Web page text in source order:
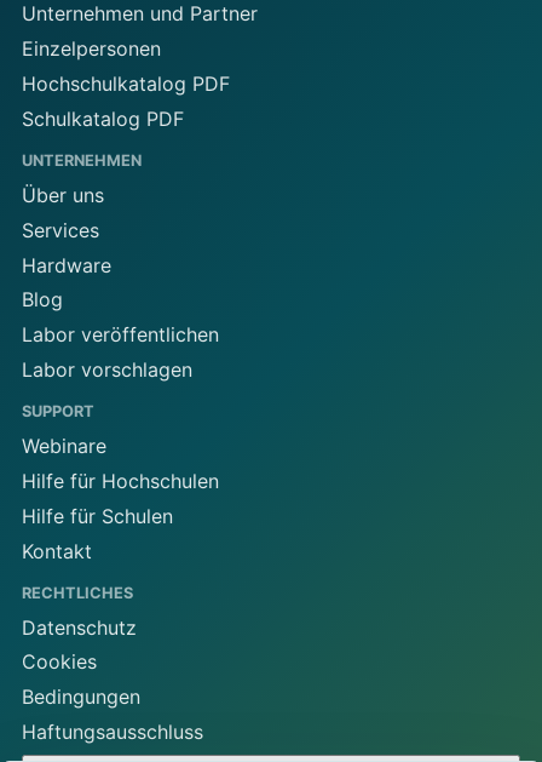
Unternehmen und Partner
Einzelpersonen
Hochschulkatalog PDF
Schulkatalog PDF
UNTERNEHMEN
Über uns
Services
Hardware
Blog
Labor veröffentlichen
Labor vorschlagen
SUPPORT
Webinare
Hilfe für Hochschulen
Hilfe für Schulen
Kontakt
RECHTLICHES
Datenschutz
Cookies
Bedingungen
Haftungsausschluss